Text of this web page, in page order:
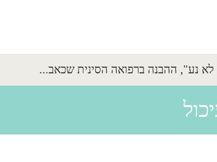
נע", ההבנה ברפואה הסינית שכאב...